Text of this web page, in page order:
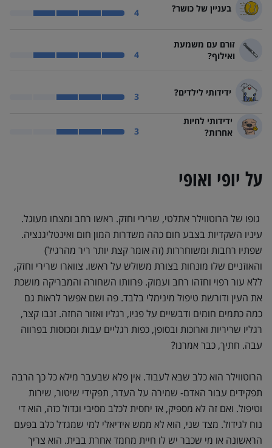
בעניין של כושר?
רוטווילר בעניין של כושר? ספורטיבי
4
זורם עם משמעת
ואילוף?
רוטווילר זורם עם משמעת ואילוף? משתף פעולה
4
ידידותי לילדים?
רוטווילר ידידותי לילדים? ידידותי
3
ידידותי לחיות
אחרות?
רוטווילר ידידותי לחיות אחרות? תלוי סיטואציה
3
על יופי ואופי
גופו של הרוטווילר אתלטי, שרירי וחזק. ראשו רחב ומצחו מעוגל.
עיניו השקדיות בצבע חום כהה משדרות המון חום ואינטליגנציה.
שפתיו רחבות ומשוחררות (זה אומר קצת יותר ריר מהרגיל)
והאוזניים שלו מונחות בצורת משולש על ראשו. צווארו שרירי וחזק,
ללא עור רפוי וחזהו רחב ועמוק. פרוותו השחורה והמבריקה מושכת
את העין ודורשת טיפול מינימלי בלבד. פה ושם אפשר לראות גם
כמה כתמים חומים ודבשיים על פניו, רגליו ואזור החזה. זנבו קצר,
רגליו שריריות וארוכות ובסופן, כפות רגליים עבות ומכוסות בפרווה
עבה. חתיך, כבר אמרנו?
הרוטווילר הוא כלב שבא לעבוד. אין פלא שבעבר מילא כל כך הרבה
תפקידים עבור האדם- שמירה על העדר, תפקידי שיטור, שירות
וטיפול. ואם זה לא מספיק, אז יחסית לכלב מסיבי וגדול כזה, הוא די
נוח לגידול. מצד שני, הוא לא ממש אידיאלי למי שמגדל כלב בפעם
הראשונה או מי שכבר יש לו חיית מחמד אחרת בבית. הוא צריך